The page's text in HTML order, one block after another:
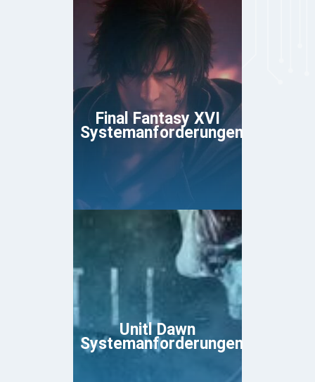
Final Fantasy XVI
Systemanforderungen
Unitl Dawn
Systemanforderungen